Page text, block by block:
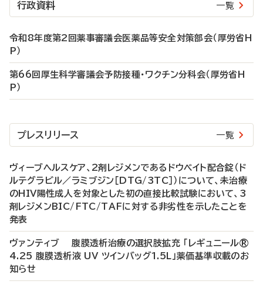
行政資料 一覧
令和8年度第2回薬事審議会医薬品等安全対策部会（厚労省H
P）
第66回厚生科学審議会予防接種・ワクチン分科会（厚労省H
P）
プレスリリース 一覧
ヴィーブヘルスケア、2剤レジメンであるドウベイト配合錠（ド
ルテグラビル／ラミブジン［DTG/3TC］）について、未治療
のHIV陽性成人を対象とした初の直接比較試験において、3
剤レジメンBIC/FTC/TAFに対する非劣性を示したことを
発表
ヴァンティブ 腹膜透析治療の選択肢拡充 「レギュニール®
4.25 腹膜透析液 UV ツインバッグ1.5L」薬価基準収載のお
知らせ